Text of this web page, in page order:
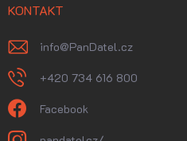
KONTAKT
info@PanDatel.cz
+420 734 616 800
Facebook